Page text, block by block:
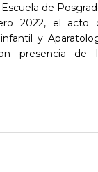
de
2022, el acto
y
presencia de